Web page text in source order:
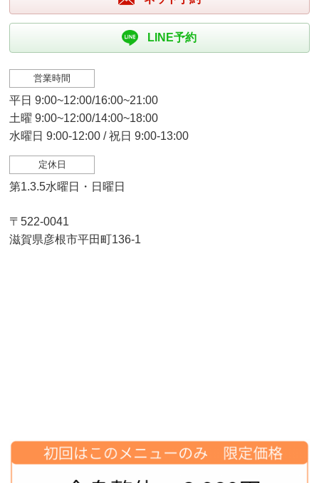
LINE予約
営業時間
平日 9:00~12:00/16:00~21:00
土曜 9:00~12:00/14:00~18:00
水曜日 9:00-12:00 / 祝日 9:00-13:00
定休日
第1.3.5水曜日・日曜日
〒522-0041
滋賀県彦根市平田町136-1